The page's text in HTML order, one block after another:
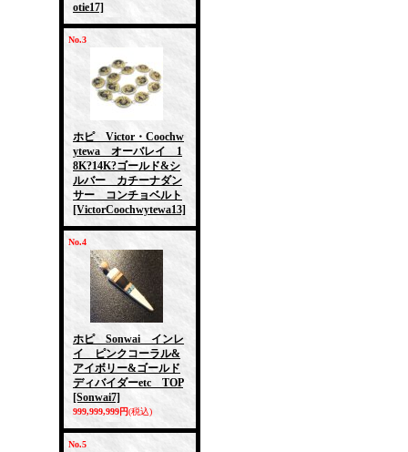
otie17]
No.3
ホピ Victor・Coochw
ytewa オーバレイ 1
8K?14K?ゴールド&シ
ルバー カチーナダン
サー コンチョベルト
[VictorCoochwytewa13]
No.4
ホピ Sonwai インレ
イ ピンクコーラル&
アイボリー&ゴールド
ディバイダーetc TOP
[Sonwai7]
999,999,999円(税込)
No.5